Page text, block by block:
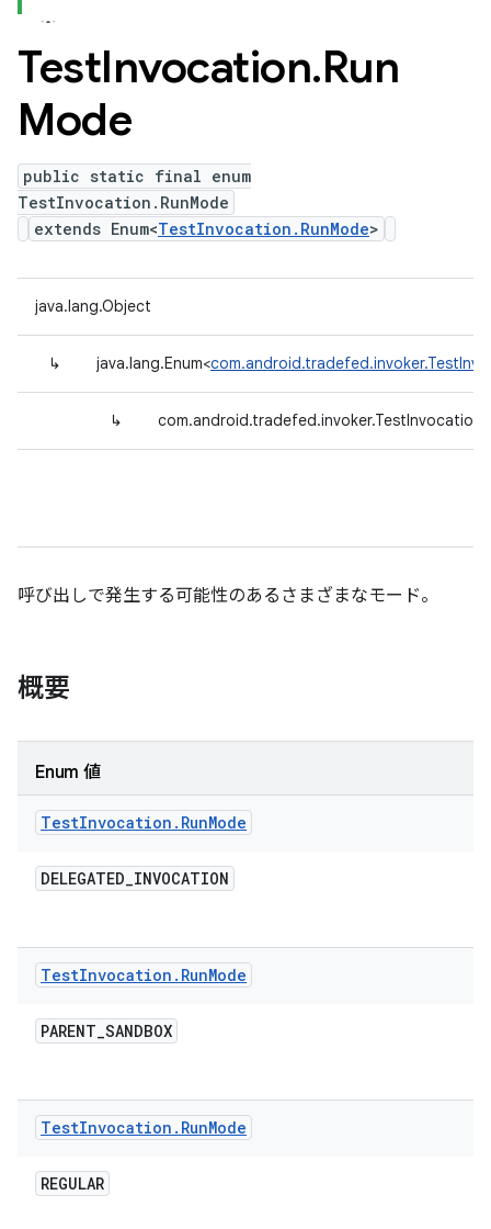
TestInvocation.Run
Mode
public static final enum
TestInvocation.RunMode
extends Enum<TestInvocation.RunMode>
java.lang.Object
↳ java.lang.Enum<
↳
呼び出しで発生する可能性のあるさまざまなモード。
概要
Enum 値
TestInvocation . RunMode
DELEGATED_INVOCATION
TestInvocation . RunMode
PARENT_SANDBOX
TestInvocation . RunMode
REGULAR